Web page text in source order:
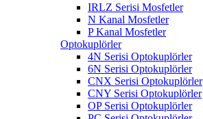
IRLZ Serisi Mosfetler
N Kanal Mosfetler
P Kanal Mosfetler
Optokuplörler
4N Serisi Optokuplörler
6N Serisi Optokuplörler
CNX Serisi Optokuplörler
CNY Serisi Optokuplörler
OP Serisi Optokuplörler